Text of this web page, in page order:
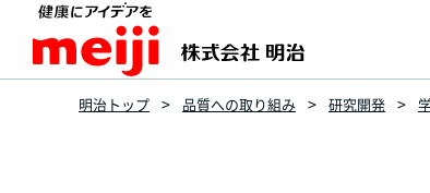
明治トップ 品質への取り組み 研究開発